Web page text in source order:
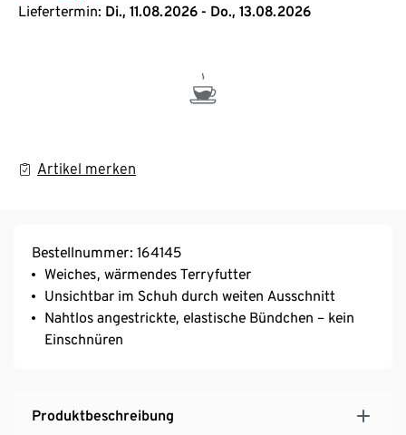
Liefertermin: Di., 11.08.2026 - Do., 13.08.2026
Artikel merken
Bestellnummer: 164145
Weiches, wärmendes Terryfutter
Unsichtbar im Schuh durch weiten Ausschnitt
Nahtlos angestrickte, elastische Bündchen – kein
Einschnüren
Produktbeschreibung